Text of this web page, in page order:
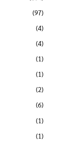
(97)
(4)
(4)
(1)
(1)
(2)
(6)
(1)
(1)